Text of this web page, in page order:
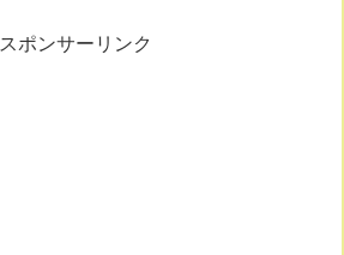
スポンサーリンク